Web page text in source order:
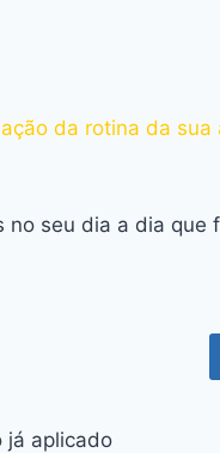
da rotina da sua
no seu dia a dia
já aplicado